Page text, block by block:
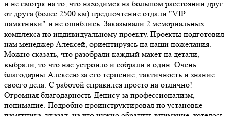
и не смотря на то, что находимся на большом расстоянии друг
от друга (более 2500 км) предпочтение отдали "VIP
памятники" и не ошиблись. Заказывали 2 мемориальных
комплекса по индивидуальному проекту. Проекты подготовил
нам менеджер Алексей, ориентируясь на наши пожелания.
Можно сказать, что разобрали каждый макет на детали,
выбрали, то что нас устроило и собрали в один. Очень
благодарны Алексею за его терпение, тактичность и знание
своего дела. С работой справился просто на отлично!
Огромная благодарность Денису за профессионализм,
понимание. Подробно проинструктировал по установке